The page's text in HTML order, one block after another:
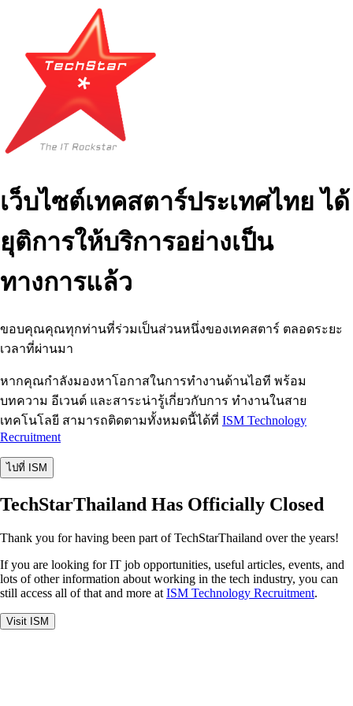
เว็บไซต์เทคสตาร์ประเทศไทย ได้
ยุติการให้บริการอย่างเป็น
ทางการแล้ว
ขอบคุณคุณทุกท่านที่ร่วมเป็นส่วนหนึ่งของเทคสตาร์ ตลอดระยะ
เวลาที่ผ่านมา
หากคุณกำลังมองหาโอกาสในการทำงานด้านไอที พร้อม
บทความ อีเวนต์ และสาระน่ารู้เกี่ยวกับการ ทำงานในสาย
เทคโนโลยี สามารถติดตามทั้งหมดนี้ได้ที่ ISM Technology
Recruitment
ไปที่ ISM
TechStarThailand Has Officially Closed
Thank you for having been part of TechStarThailand over the years!
If you are looking for IT job opportunities, useful articles, events, and
lots of other information about working in the tech industry, you can
still access all of that and more at ISM Technology Recruitment.
Visit ISM